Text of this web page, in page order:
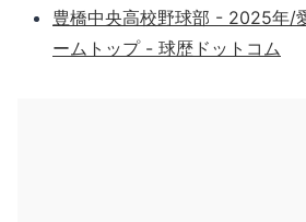
豊橋中央高校野球部 - 2025年/
ームトップ - 球歴ドットコム